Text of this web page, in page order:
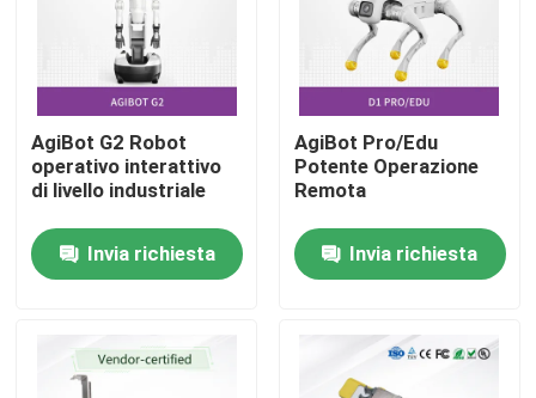
Prodotti
AgiBot G2 Robot
operativo interattivo
di livello industriale
Invia richiesta
AgiBot Pro/Edu
Potente Operazione
Remota
Invia richiesta